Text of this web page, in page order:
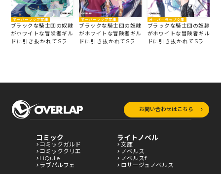
オーバーラップ文庫
ブラックな騎士団の奴隷
がホワイトな冒険者ギル
ドに引き抜かれてSラン
オーバーラップ文庫
ブラックな騎士団の奴隷
がホワイトな冒険者ギル
ドに引き抜かれてSラン
オーバーラップ文庫
ブラックな騎士団の奴隷
がホワイトな冒険者ギル
ドに引き抜かれてSラン
お問い合わせはこちら
コミック
コミックガルド
コミッククリエ
LiQulle
ラブパルフェ
ライトノベル
文庫
ノベルス
ノベルスf
ロサージュノベルス